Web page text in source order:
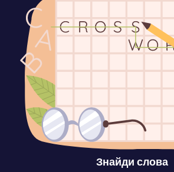
Знайди слова